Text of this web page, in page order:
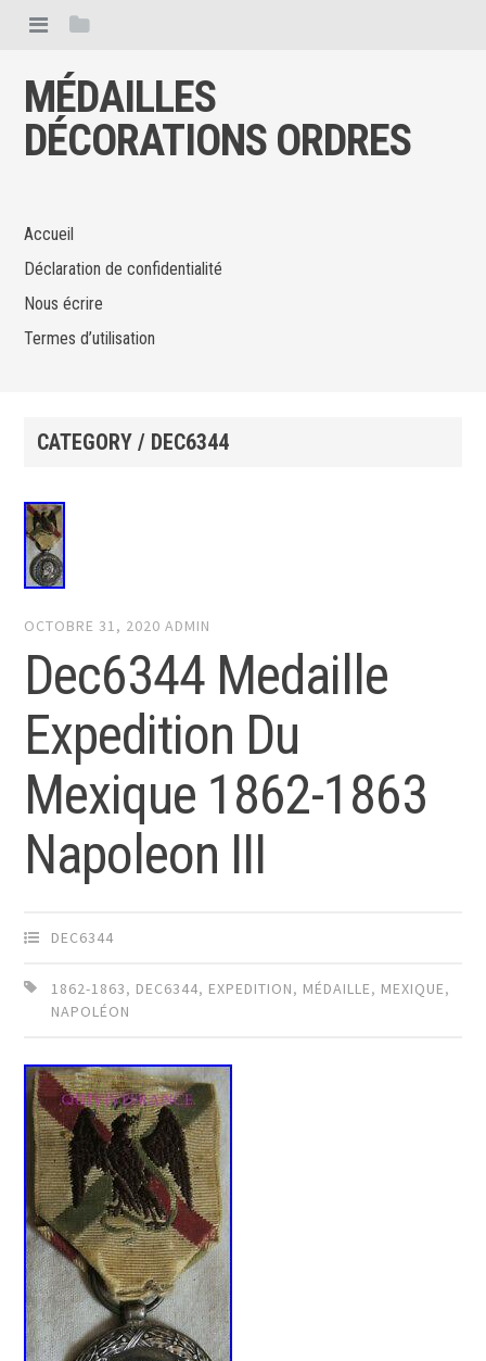
MÉDAILLES
DÉCORATIONS ORDRES
Accueil
Déclaration de confidentialité
Nous écrire
Termes d’utilisation
CATEGORY / DEC6344
OCTOBRE 31, 2020 ADMIN
Dec6344 Medaille
Expedition Du
Mexique 1862-1863
Napoleon III
DEC6344
1862-1863, DEC6344, EXPEDITION, MÉDAILLE, MEXIQUE,
NAPOLÉON